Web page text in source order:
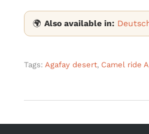
🌍 Also available in:
Tags: Agafay desert, Camel ride